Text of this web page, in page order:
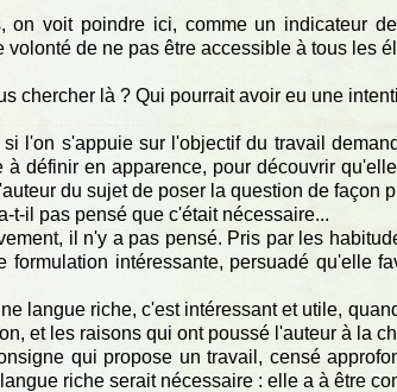
on voit poindre ici, comme un indicateur
volonté de ne pas être accessible à tous les
chercher là ? Qui pourrait avoir eu une
si l'on s'appuie sur l'objectif du travail
définir en apparence, pour découvrir
du sujet de poser la question de façon
t-il pas pensé que c'était nécessaire...
il n'y a pas pensé. Pris par les
formulation intéressante, persuadé qu'elle
langue riche, c'est intéressant et utile,
et les raisons qui ont poussé l'auteur à la
qui propose un travail, censé
riche serait nécessaire : elle a à être